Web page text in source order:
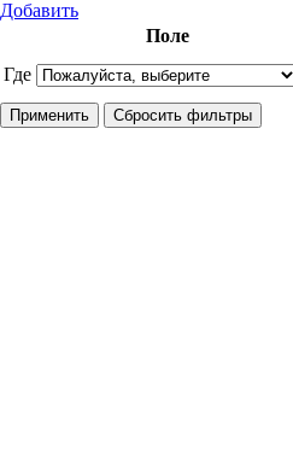
Добавить
Где
Поле